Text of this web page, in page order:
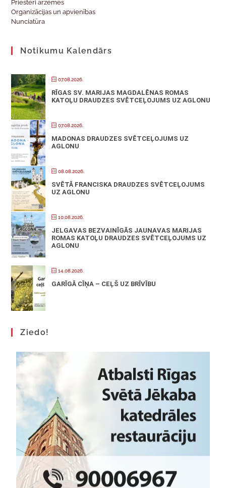
Priesteri ārzemēs
Organizācijas un apvienības
Nunciatūra
Notikumu Kalendārs
07.08.2026.
RĪGAS SV. MARIJAS MAGDALĒNAS ROMAS
KATOĻU DRAUDZES SVĒTCEĻOJUMS UZ AGLONU
07.08.2026.
MADONAS DRAUDZES SVĒTCEĻOJUMS UZ
AGLONU
08.08.2026.
SVĒTĀ FRANCISKA DRAUDZES SVĒTCEĻOJUMS
UZ AGLONU
10.08.2026.
JELGAVAS BEZVAINĪGĀS JAUNAVAS MARIJAS
ROMAS KATOĻU DRAUDZES SVĒTCEĻOJUMS UZ
AGLONU
14.08.2026.
GARĪGĀ CĪŅA – CEĻŠ UZ BRĪVĪBU
Ziedo!